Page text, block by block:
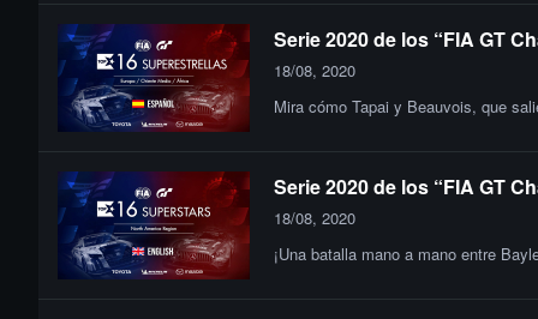
Serie 2020 de los “FIA GT
18/08, 2020
Mira cómo Tapai y Beauvois, que
Serie 2020 de los “FIA GT
18/08, 2020
¡Una batalla mano a mano entre